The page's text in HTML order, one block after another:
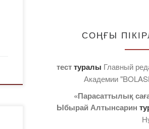
СОҢҒЫ
тесттуралы Главный
Академии
«Парасаттылық
Ыбырай Алтынсарин